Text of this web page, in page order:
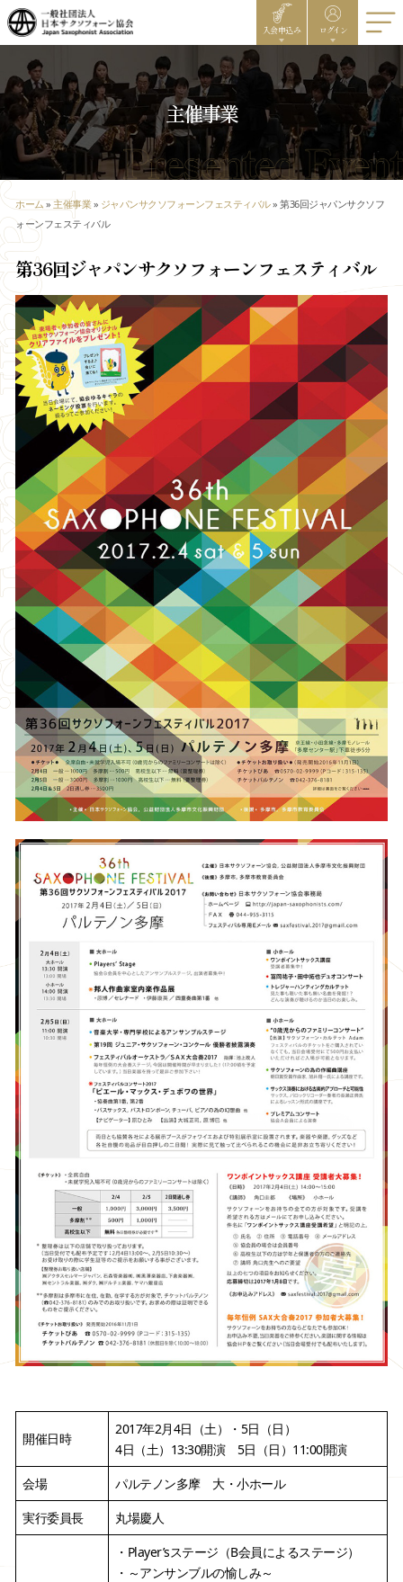
入会申込み ログイン
主催事業
ホーム » 主催事業» ジャパンサクソフォーンフェスティバル» 第36回ジャパンサクソフ
ォーンフェスティバル
第36回ジャパンサクソフォーンフェスティバル
開催日時
2017年2月4日（土）・5日（日）
4日（土）13:30開演 5日（日）11:00開演
会場
パルテノン多摩 大・小ホール
実行委員長
丸場慶人
・Player’sステージ（B会員によるステージ）
・～アンサンブルの愉しみ～